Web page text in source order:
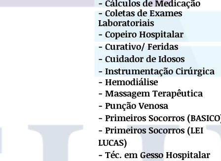
- Cálculos de Medicação
- Coletas de Exames
Laboratoriais
- Copeiro Hospitalar
- Curativo/ Feridas
- Cuidador de Idosos
- Instrumentação Cirúrgica
- Hemodiálise
- Massagem Terapêutica
- Punção Venosa
- Primeiros Socorros
- Primeiros Socorros (LEI
LUCAS)
- Téc. em Gesso Hospitalar